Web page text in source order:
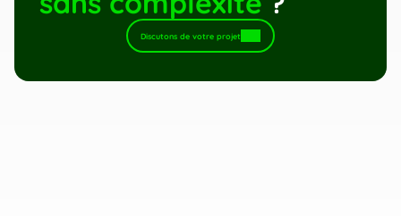
Discutons de votre projet